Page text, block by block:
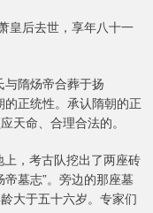
皇后去世，享年八十一
与隋炀帝合葬于扬
正统性。承认隋朝的正
天命、合理合法的。
，考古队挖出了两座砖
墓志”。旁边的那座墓
大于五十六岁。专家们